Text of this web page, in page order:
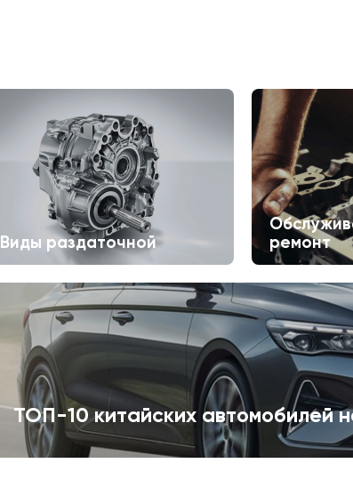
Виды раздаточной
ремонт
ТОП-10 китайских автомобилей